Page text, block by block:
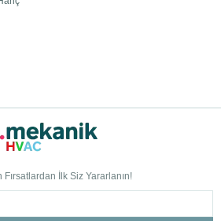
İlk Siz Yararlanın!